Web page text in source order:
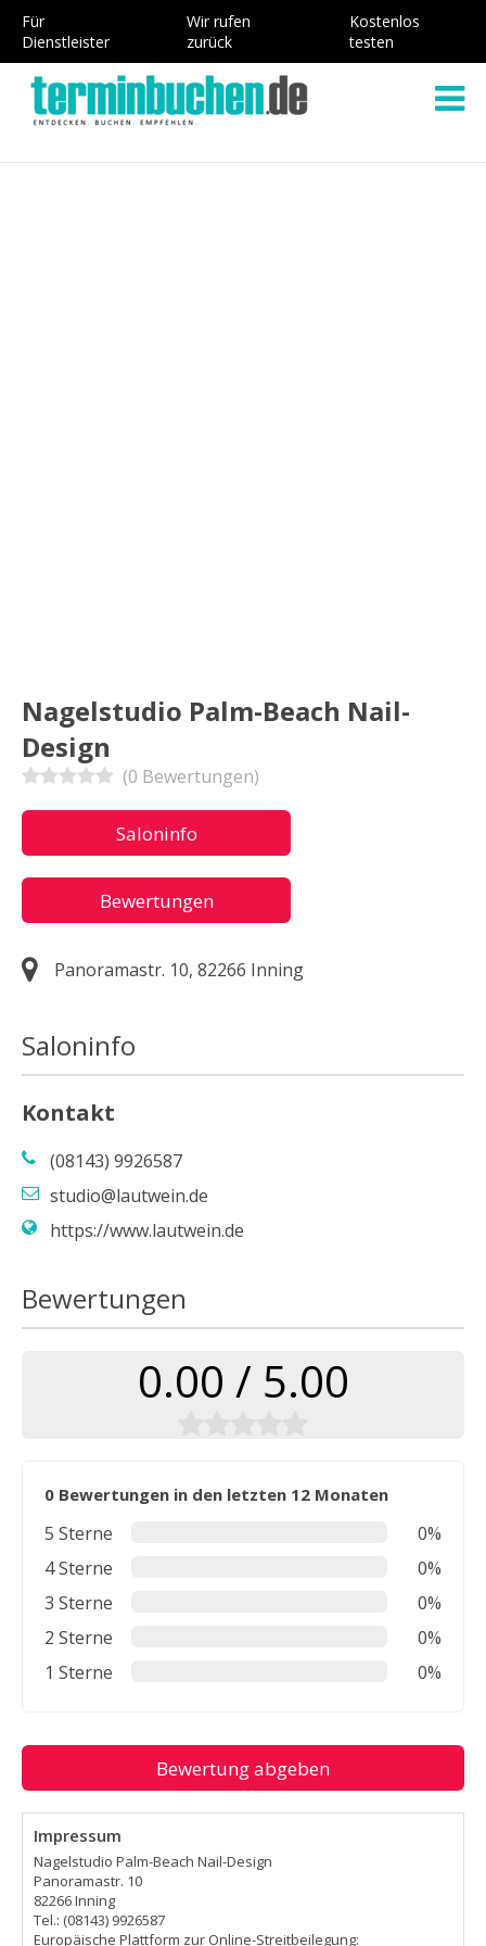
Für
Dienstleister
Wir rufen
zurück
Kostenlos
testen
Nagelstudio Palm-Beach Nail-
Design
(0 Bewertungen)
Saloninfo
Bewertungen
Panoramastr. 10, 82266 Inning
Saloninfo
Kontakt
(08143) 9926587
studio@lautwein.de
https://www.lautwein.de
Bewertungen
0.00 / 5.00
0 Bewertungen in den letzten 12 Monaten
5 Sterne
0%
4 Sterne
0%
3 Sterne
0%
2 Sterne
0%
1 Sterne
0%
Bewertung abgeben
Impressum
Nagelstudio Palm-Beach Nail-Design
Panoramastr. 10
82266 Inning
Tel.: (08143) 9926587
Europäische Plattform zur Online-Streitbeilegung: